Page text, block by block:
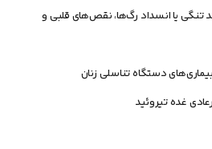
تنگی یا انسداد رگ‌ها، نقص‌های قلبی و
دستگاه تناسلی زنان
غده تیروئید